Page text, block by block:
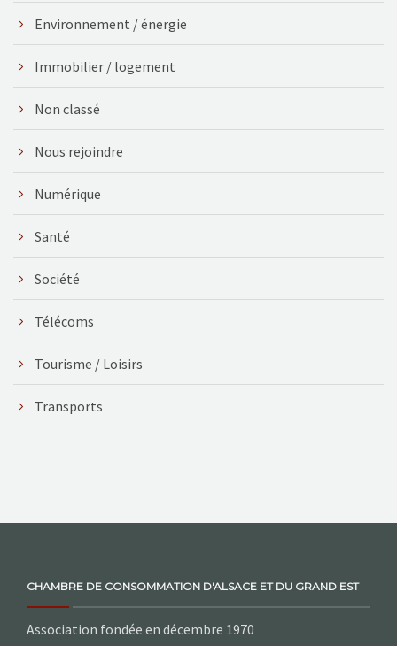
Environnement / énergie
Immobilier / logement
Non classé
Nous rejoindre
Numérique
Santé
Société
Télécoms
Tourisme / Loisirs
Transports
CHAMBRE DE CONSOMMATION D'ALSACE ET DU GRAND EST
Association fondée en décembre 1970